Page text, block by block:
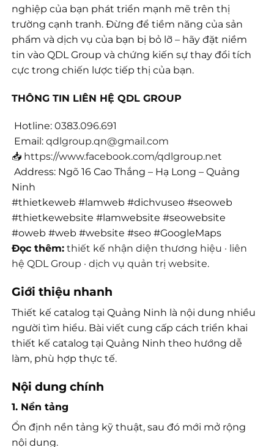
nghiệp của bạn phát triển mạnh mẽ trên thị
trường cạnh tranh. Đừng để tiềm năng của sản
phẩm và dịch vụ của bạn bị bỏ lỡ – hãy đặt niềm
tin vào QDL Group và chứng kiến sự thay đổi tích
cực trong chiến lược tiếp thị của bạn.
THÔNG TIN LIÊN HỆ QDL GROUP
Hotline:0383.096.691
Email:qdlgroup.qn@gmail.com
📥 https://www.facebook.com/qdlgroup.net
Address: Ngõ 16 Cao Thắng – Hạ Long – Quảng
Ninh
#thietkeweb #lamweb #dichvuseo #seoweb
#thietkewebsite #lamwebsite #seowebsite
#oweb #web #website #seo #GoogleMaps
Đọc thêm: thiết kế nhận diện thương hiệu · liên
hệ QDL Group ·dịch vụ quản trị website.
Giới thiệu nhanh
Thiết kế catalog tại Quảng Ninh là nội dung nhiều
người tìm hiểu. Bài viết cung cấp cách triển khai
thiết kế catalog tại Quảng Ninh theo hướng dễ
làm, phù hợp thực tế.
Nội dung chính
1. Nền tảng
Ổn định nền tảng kỹ thuật, sau đó mới mở rộng
nội dung.